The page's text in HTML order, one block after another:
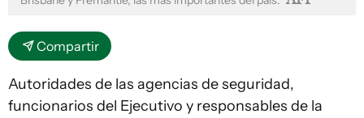
Compartir
Autoridades de las agencias de seguridad,
funcionarios del Ejecutivo y responsables de la